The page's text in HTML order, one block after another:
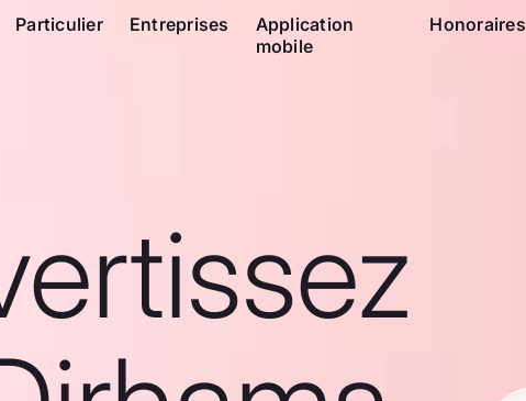
Particulier Entreprises
Application
mobile
Honoraires